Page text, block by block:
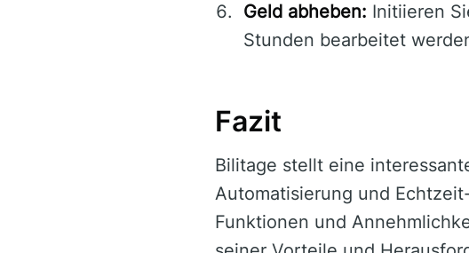
Geld abheben: Initiieren
Stunden bearbeitet
Fazit
Bilitage stellt eine
Automatisierung und
Funktionen und